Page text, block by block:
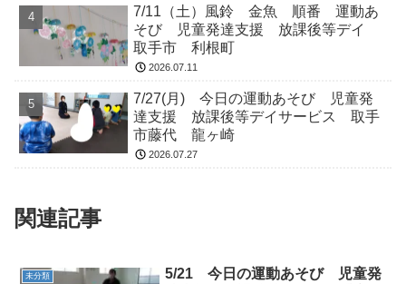
7/11（土）風鈴 金魚 順番 運動あ
そび 児童発達支援 放課後等デイ
取手市 利根町
2026.07.11
7/27(月) 今日の運動あそび 児童発
達支援 放課後等デイサービス 取手
市藤代 龍ヶ崎
2026.07.27
関連記事
未分類
5/21 今日の運動あそび 児童発